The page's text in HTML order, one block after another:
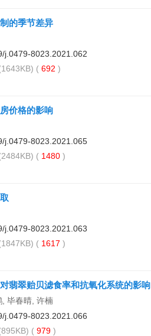
的季节差异
j.0479-8023.2021.062
( 692 )
价格的影响
j.0479-8023.2021.065
( 1480 )
j.0479-8023.2021.063
( 1617 )
翡翠贻贝滤食率和抗氧化系统的影响
毕春晴, 许楠
j.0479-8023.2021.066
( 979 )